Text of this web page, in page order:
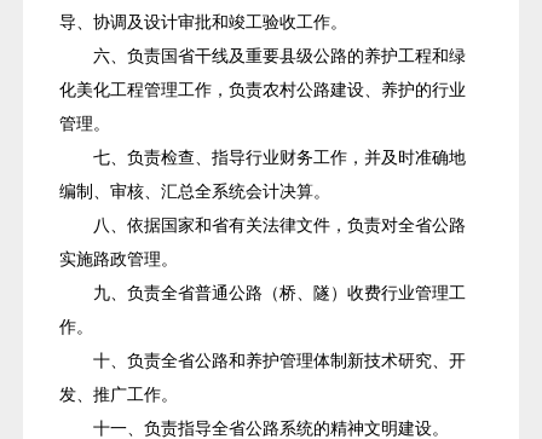
导、协调及设计审批和竣工验收工作。
六、负责国省干线及重要县级公路的养护工程和绿
化美化工程管理工作，负责农村公路建设、养护的行业
管理。
七、负责检查、指导行业财务工作，并及时准确地
编制、审核、汇总全系统会计决算。
八、依据国家和省有关法律文件，负责对全省公路
实施路政管理。
九、负责全省普通公路（桥、隧）收费行业管理工
作。
十、负责全省公路和养护管理体制新技术研究、开
发、推广工作。
十一、负责指导全省公路系统的精神文明建设。